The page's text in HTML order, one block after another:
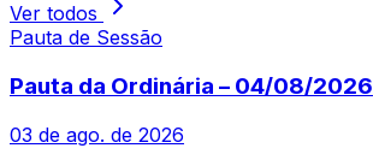
Ver todos
Pauta de Sessão
Pauta da Ordinária – 04/08/2026
03 de ago. de 2026